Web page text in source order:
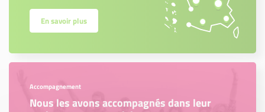
En savoir plus
Accompagnement
Nous les avons accompagnés dans leur